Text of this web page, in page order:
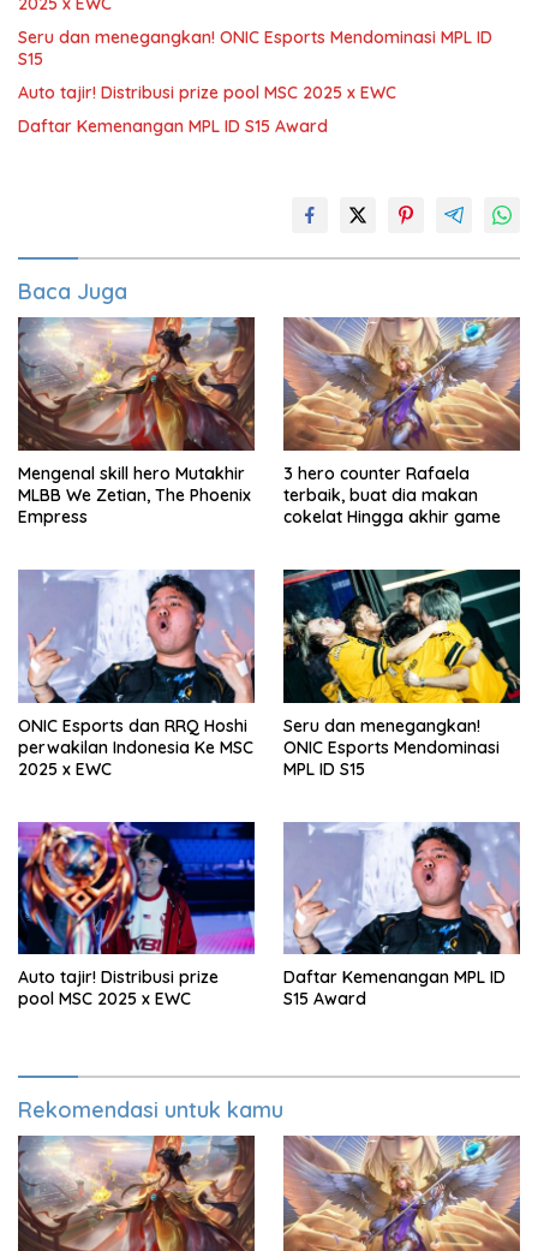
Seru dan menegangkan! ONIC Esports Mendominasi MPL ID
S15
Auto tajir! Distribusi prize pool MSC 2025 x EWC
Daftar Kemenangan MPL ID S15 Award
Baca Juga
Mengenal skill hero Mutakhir
MLBB We Zetian, The Phoenix
Empress
3 hero counter Rafaela
terbaik, buat dia makan
cokelat Hingga akhir game
ONIC Esports dan RRQ Hoshi
perwakilan Indonesia Ke MSC
2025 x EWC
Seru dan menegangkan!
ONIC Esports Mendominasi
MPL ID S15
Auto tajir! Distribusi prize
pool MSC 2025 x EWC
Daftar Kemenangan MPL ID
S15 Award
Rekomendasi untuk kamu